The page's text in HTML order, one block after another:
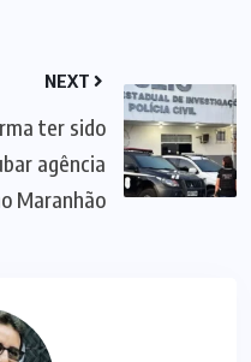
NEXT
ter sido
agência
Maranhão